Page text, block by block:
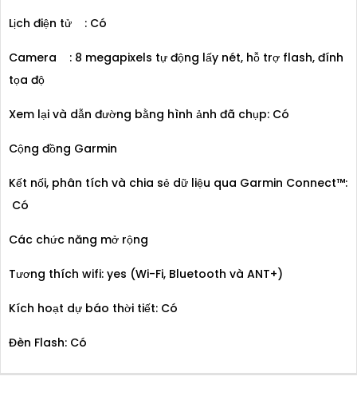
Lịch điện tử : Có
Camera : 8 megapixels tự động lấy nét, hỗ trợ flash, đính
tọa độ
Xem lại và dẫn đường bằng hình ảnh đã chụp: Có
Cộng đồng Garmin
Kết nối, phân tích và chia sẻ dữ liệu qua Garmin Connect™:
Có
Các chức năng mở rộng
Tương thích wifi: yes (Wi-Fi, Bluetooth và ANT+)
Kích hoạt dự báo thời tiết: Có
Đèn Flash: Có